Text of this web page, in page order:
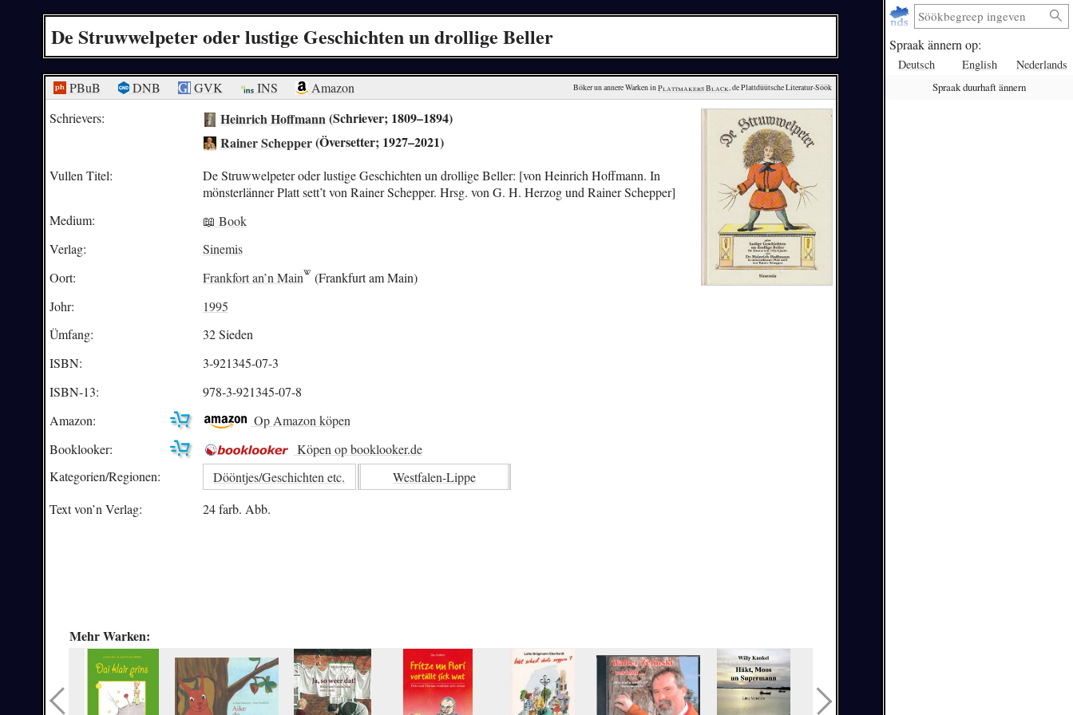
Spraak ännern op:
Deutsch English Nederlands
Spraak duurhaft ännern
De Struwwelpeter oder lustige Geschichten un drollige Beller
PBuB DNB GVK INS Amazon Böker un annere Warken in Plattmakers Black, de Plattdüütsche Literatur-Söök
Schrievers: Heinrich Hoffmann (Schriever; 1809–1894)
Rainer Schepper(Översetter; 1927–2021)
Vullen Titel:
De Struwwelpeter oder lustige Geschichten un drollige Beller: [von Heinrich Hoffmann. In
mönsterlänner Platt sett’t von Rainer Schepper. Hrsg. von G. H. Herzog und Rainer Schepper]
Medium:
📖 Book
Verlag:
Sinemis
Oort:
Frankfort an’n Main
(Frankfurt am Main)
Johr:
1995
Ümfang:
32 Sieden
ISBN:
3-921345-07-3
ISBN-13:
978-3-921345-07-8
Amazon:
Op Amazon köpen
Booklooker:
Köpen op booklooker.de
Kategorien/Regionen: Dööntjes/Geschichten etc.
Westfalen-Lippe
Text von’n Verlag:
24 farb. Abb.
Mehr Warken: